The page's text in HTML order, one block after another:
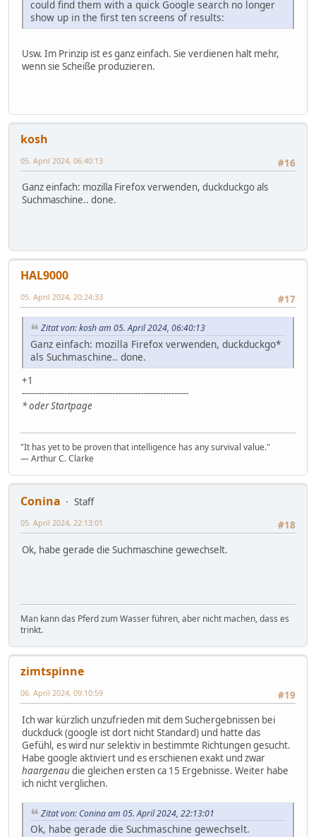
could find them with a quick Google search no longer
show up in the first ten screens of results:
Usw. Im Prinzip ist es ganz einfach. Sie verdienen halt mehr,
wenn sie Scheiße produzieren.
kosh
#16
05. April 2024, 06:40:13
Ganz einfach: mozilla Firefox verwenden, duckduckgo als
Suchmaschine.. done.
HAL9000
#17
05. April 2024, 20:24:33
Zitat von: kosh am 05. April 2024, 06:40:13
Ganz einfach: mozilla Firefox verwenden, duckduckgo*
als Suchmaschine.. done.
+1
-----------------------------------------------------------
* oder Startpage
"It has yet to be proven that intelligence has any survival value."
― Arthur C. Clarke
Conina
Staff
#18
05. April 2024, 22:13:01
Ok, habe gerade die Suchmaschine gewechselt.
Man kann das Pferd zum Wasser führen, aber nicht machen, dass es
trinkt.
zimtspinne
#19
06. April 2024, 09:10:59
Ich war kürzlich unzufrieden mit dem Suchergebnissen bei
duckduck (google ist dort nicht Standard) und hatte das
Gefühl, es wird nur selektiv in bestimmte Richtungen gesucht.
Habe google aktiviert und es erschienen exakt und zwar
haargenaudie gleichen ersten ca 15 Ergebnisse. Weiter habe
ich nicht verglichen.
Zitat von: Conina am 05. April 2024, 22:13:01
Ok, habe gerade die Suchmaschine gewechselt.